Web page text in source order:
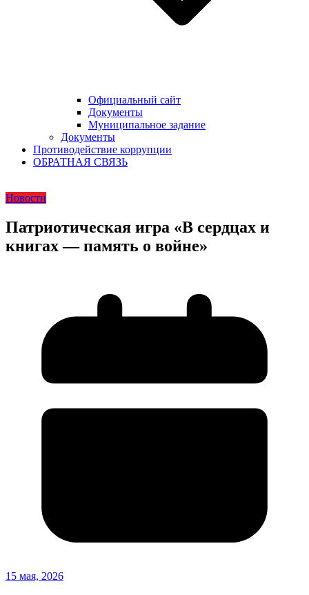
Официальный сайт
Документы
Муниципальное задание
Документы
Противодействие коррупции
ОБРАТНАЯ СВЯЗЬ
Новости
Патриотическая игра «В сердцах и
книгах — память о войне»
15 мая, 2026